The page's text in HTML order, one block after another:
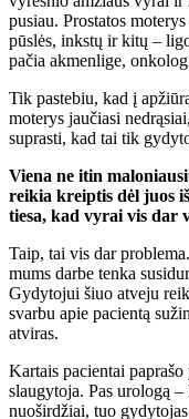
pusiau. Prostatos
pūslės, inkstų ir kitų –
pačia akmenlige,
Tik pastebiu, kad į
moterys jaučiasi
suprasti, kad tai tik
Viena ne itin
reikia kreiptis dėl juos
tiesa, kad vyrai vis dar
Taip, tai vis dar
mums darbe tenka
Gydytojui šiuo atveju
svarbu apie pacientą
atviras.
Kartais pacientai
slaugytoja. Pas urologą
nuoširdžiai, tuo